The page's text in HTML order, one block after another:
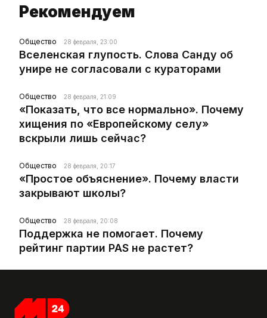
Рекомендуем
Общество 28 февраля, 23:00
Вселенская глупость. Слова Санду об
унире не согласовали с кураторами
Общество 28 февраля, 21:09
«Показать, что все нормально». Почему
хищения по «Европейскому селу»
вскрыли лишь сейчас?
Общество 28 февраля, 20:17
«Простое объяснение». Почему власти
закрывают школы?
Общество 28 февраля, 20:08
Поддержка не помогает. Почему
рейтинг партии PAS не растет?